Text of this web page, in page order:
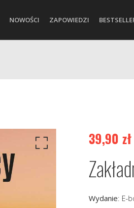
NOWOŚCI ZAPOWIEDZI
39,90 zł
Wydanie: E-